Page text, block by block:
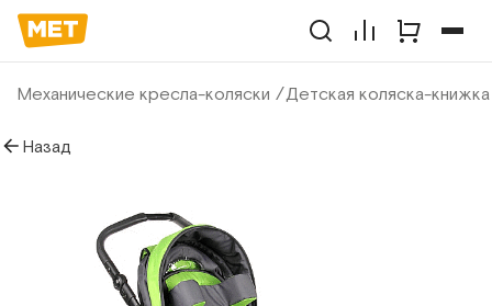
Механические кресла-коляски Детская коляска-
Назад